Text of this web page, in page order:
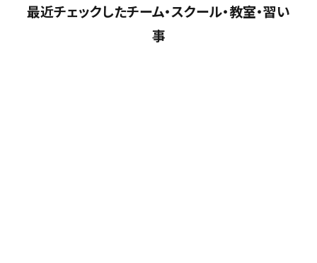
最近チェックしたチーム・スクール・教室・習い
事